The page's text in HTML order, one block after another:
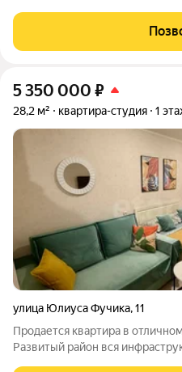
спокойном районе с развитой
Просторное жилое
5 350 000 ₽
28,2 м² квартира-студия 1
улица Юлиуса Фучика,11
Продается квартира в
Развитый район вся